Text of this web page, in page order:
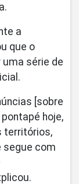
a
que o
uma série de
[sobre
hoje,
territórios,
segue com